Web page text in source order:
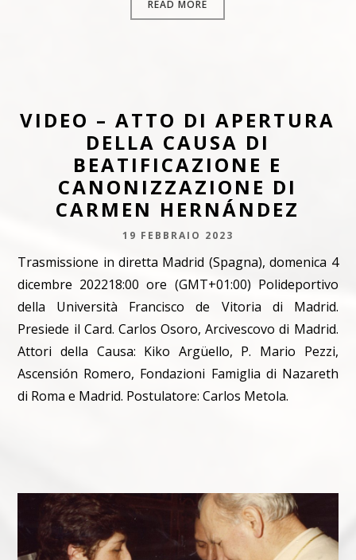
READ MORE
VIDEO – ATTO DI APERTURA
DELLA CAUSA DI
BEATIFICAZIONE E
CANONIZZAZIONE DI
CARMEN HERNÁNDEZ
19 FEBBRAIO 2023
Trasmissione in diretta Madrid (Spagna), domenica 4
dicembre 202218:00 ore (GMT+01:00) Polideportivo
della Università Francisco de Vitoria di Madrid.
Presiede il Card. Carlos Osoro, Arcivescovo di Madrid.
Attori della Causa: Kiko Argüello, P. Mario Pezzi,
Ascensión Romero, Fondazioni Famiglia di Nazareth
di Roma e Madrid. Postulatore: Carlos Metola.